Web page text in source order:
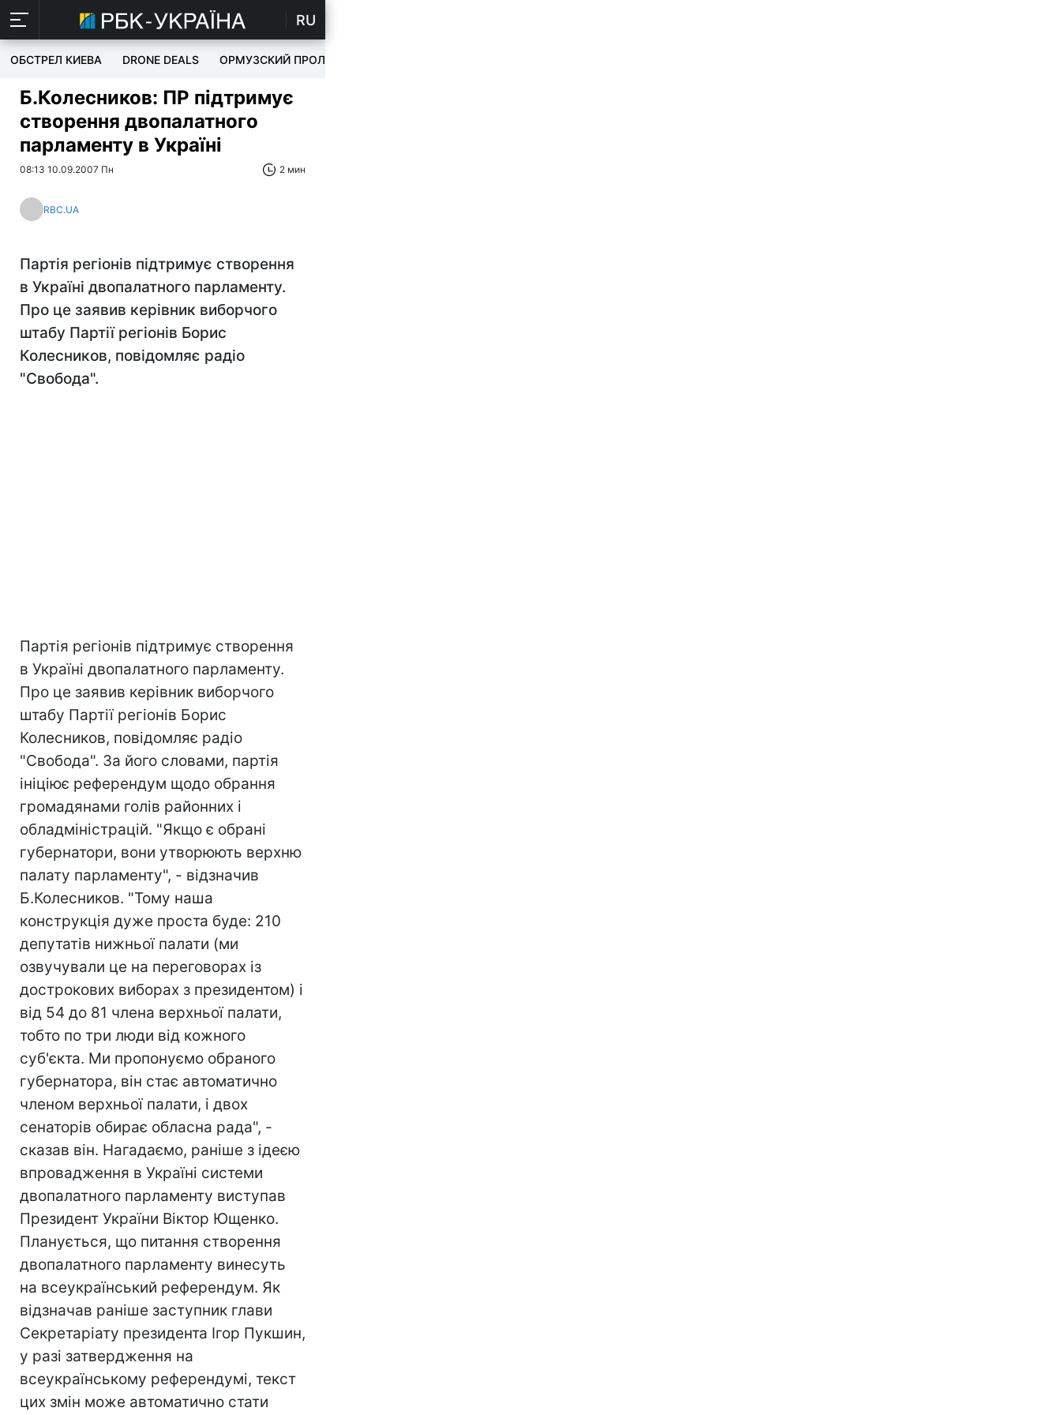
RU
ОБСТРЕЛ КИЕВА DRONE DEALS ОРМУЗСКИЙ ПРОЛИВ
Б.Колесников: ПР підтримує
створення двопалатного
парламенту в Україні
08:13 10.09.2007 Пн 2 мин
RBC.UA
Партія регіонів підтримує створення
в Україні двопалатного парламенту.
Про це заявив керівник виборчого
штабу Партії регіонів Борис
Колесников, повідомляє радіо
"Свобода".
Партія регіонів підтримує створення
в Україні двопалатного парламенту.
Про це заявив керівник виборчого
штабу Партії регіонів Борис
Колесников, повідомляє радіо
"Свобода". За його словами, партія
ініціює референдум щодо обрання
громадянами голів районних і
обладміністрацій. "Якщо є обрані
губернатори, вони утворюють верхню
палату парламенту", - відзначив
Б.Колесников. "Тому наша
конструкція дуже проста буде: 210
депутатів нижньої палати (ми
озвучували це на переговорах із
дострокових виборах з президентом) і
від 54 до 81 члена верхньої палати,
тобто по три люди від кожного
суб'єкта. Ми пропонуємо обраного
губернатора, він стає автоматично
членом верхньої палати, і двох
сенаторів обирає обласна рада", -
сказав він. Нагадаємо, раніше з ідеєю
впровадження в Україні системи
двопалатного парламенту виступав
Президент України Віктор Ющенко.
Планується, що питання створення
двопалатного парламенту винесуть
на всеукраїнський референдум. Як
відзначав раніше заступник глави
Секретаріату президента Ігор Пукшин,
у разі затвердження на
всеукраїнському референдумі, текст
цих змін може автоматично стати